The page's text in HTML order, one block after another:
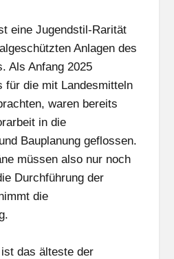
eine Jugendstil-Rarität
Anlagen des
Als Anfang 2025
für die mit Landesmitteln
waren bereits
in die
Bauplanung geflossen.
müssen also nur noch
Durchführung der
die
das älteste der